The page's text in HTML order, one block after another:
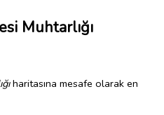
Muhtarlığı
haritasına mesafe olarak en